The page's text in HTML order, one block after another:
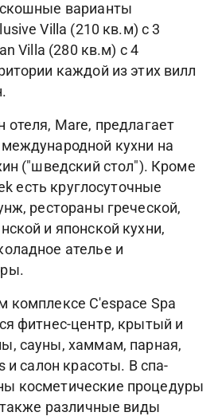
варианты
Villa (210 кв.м) с 3
Villa (280 кв.м) с 4
каждой из этих вилл
отеля, Mare, предлагает
кухни на
("шведский стол"). Кроме
есть круглосуточные
рестораны греческой,
и японской кухни,
ателье и
комплексе C'espace Spa
фитнес-центр, крытый и
сауны, хаммам, парная,
и салон красоты. В спа-
косметические процедуры
различные виды